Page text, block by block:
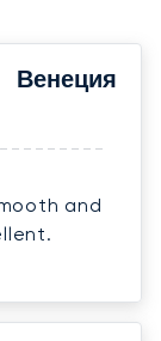
Венеция
and